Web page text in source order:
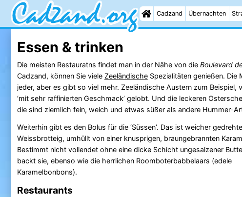
Cadzand Übernachten
Essen & trinken
Die meisten Restauratns findet man in der Nähe von die Boulevard
Cadzand, können Sie viele ZeeländischeSpezialitäten genießen. Die
jeder, aber es gibt so viel mehr. Zeeländische Austern zum Beispiel,
‘mit sehr raffinierten Geschmack’ gelobt. Und die leckeren
die sind ziemlich fein, weich und etwas süßer als andere Hummer-
Weiterhin gibt es den Bolus für die ‘Süssen’. Das ist weicher
Weissbrotteig, umhüllt von einer knusprigen, braungebrannten
Bestimmt nicht vollendet ohne eine dicke Schicht ungesalzener
backt sie, ebenso wie die herrlichen Roomboterbabbelaars (edele
Karamelbonbons).
Restaurants